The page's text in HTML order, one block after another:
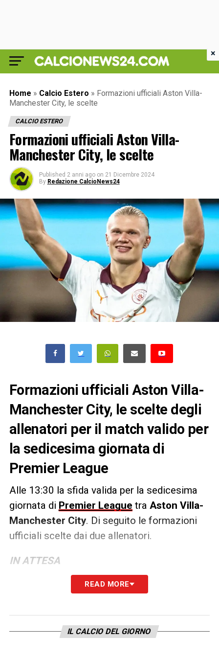
Home » Calcio Estero » Formazioni ufficiali Aston Villa-
Manchester City, le scelte
CALCIO ESTERO
Formazioni ufficiali Aston Villa-
Manchester City, le scelte
Published 2 anni ago on 21 Dicembre 2024
By Redazione CalcioNews24
Formazioni ufficiali Aston Villa-
Manchester City, le scelte degli
allenatori per il match valido per
la sedicesima giornata di
Premier League
Alle 13:30 la sfida valida per la sedicesima
giornata di Premier League tra Aston Villa-
Manchester City. Di seguito le formazioni
ufficiali scelte dai due allenatori.
IN ATTESA
LA PLAYLIST DELLE NOSTRE TOP NEWS
READ MORE
IL CALCIO DEL GIORNO
×